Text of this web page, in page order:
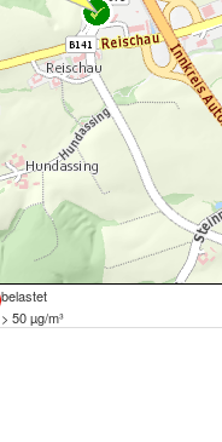
belastet
> 50 µg/m³